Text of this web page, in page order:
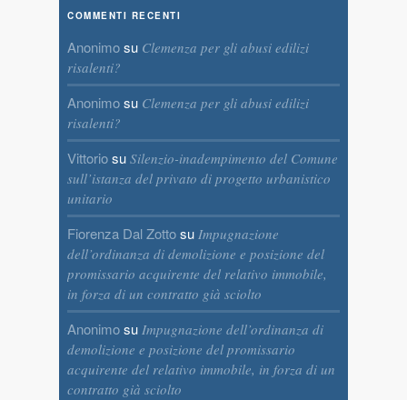
COMMENTI RECENTI
Anonimosu Clemenza per gli abusi edilizi
risalenti?
Anonimosu Clemenza per gli abusi edilizi
risalenti?
Vittoriosu Silenzio-inadempimento del Comune
sull’istanza del privato di progetto urbanistico
unitario
Fiorenza Dal Zottosu Impugnazione
dell’ordinanza di demolizione e posizione del
promissario acquirente del relativo immobile,
in forza di un contratto già sciolto
Anonimosu Impugnazione dell’ordinanza di
demolizione e posizione del promissario
acquirente del relativo immobile, in forza di un
contratto già sciolto